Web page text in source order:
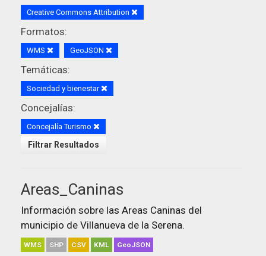
Creative Commons Attribution
Formatos:
WMS GeoJSON
Temáticas:
Sociedad y bienestar
Concejalías:
Concejalía Turismo
Filtrar Resultados
Areas_Caninas
Información sobre las Areas Caninas del
municipio de Villanueva de la Serena.
WMS SHP CSV KML GeoJSON